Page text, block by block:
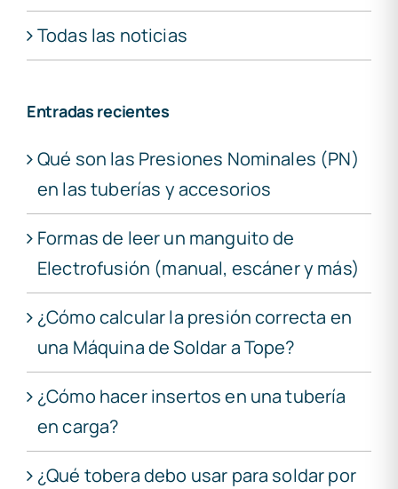
Todas las noticias
Entradas recientes
Qué son las Presiones Nominales (PN)
en las tuberías y accesorios
Formas de leer un manguito de
Electrofusión (manual, escáner y más)
¿Cómo calcular la presión correcta en
una Máquina de Soldar a Tope?
¿Cómo hacer insertos en una tubería
en carga?
¿Qué tobera debo usar para soldar por